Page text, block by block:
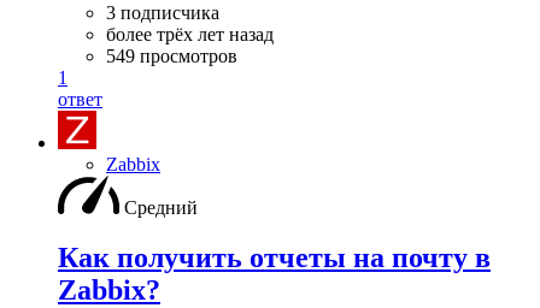
3 подписчика
более трёх лет назад
549 просмотров
1
ответ
Zabbix
Средний
Как получить отчеты на почту в
Zabbix?